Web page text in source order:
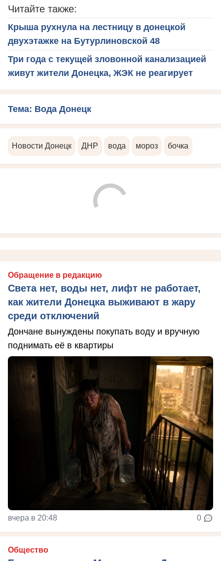
Читайте также:
Крыша рухнула на лестницу в донецкой
двухэтажке на Бутурлиновской 48
Три года с текущей зловонной канализацией
живут жители Донецка, ЖЭК не реагирует
Тема: Вода Донецк
Новости Донецк ДНР вода мороз бочка
Обращение в редакцию
Света нет, воды нет, лифт не работает,
как жители Донецка выживают в жару
среди отключений
Дончане вынуждены покупать воду и вручную
поднимать её в квартиры
вчера в 20:48 0
Общество